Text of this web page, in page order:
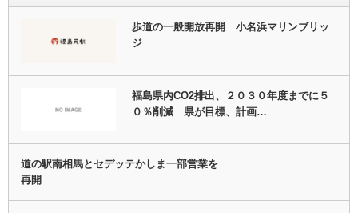
歩道の一般開放再開 小名浜マリンブリッ
ジ
福島県内CO2排出、２０３０年度までに５
０％削減 県が目標、計画…
道の駅南相馬とセデッテかしま一部営業を
再開